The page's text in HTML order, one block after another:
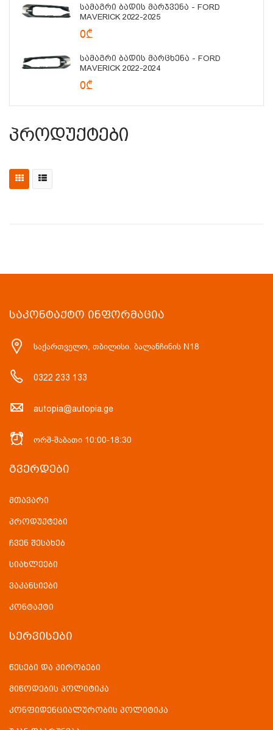
Სამაგრი Ბადის Მარჯვენა - FORD
MAVERICK 2022-2025
0₾
Სამაგრი Ბადის Მარცხენა - FORD
MAVERICK 2022-2024
0₾
Პროდუქტები
ᲡᲐᲙᲝᲜᲢᲐᲥᲢᲝ ᲘᲜᲤᲝᲠᲛᲐᲪᲘᲐ
საქართველო, თბილისი. ბალანჩინის N18
0322 233 133
autopia@autopia.ge
ორშ-შაბათი 10:00-18:30
ᲒᲕᲔᲠᲓᲔᲑᲘ
მთავარი
პროდუქტები
ჩვენ შესახებ
სიახლეები
ვაკანსიები
კონტაქტი
ᲡᲔᲠᲕᲘᲡᲔᲑᲘ
წესები და პირობები
მიწოდების პოლიტიკა
კონფიდენციალურობის პოლიტიკა